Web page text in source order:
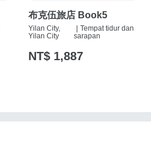
布克伍旅店 Book5
Yilan City,
Yilan City
| Tempat tidur dan
sarapan
NT$ 1,887